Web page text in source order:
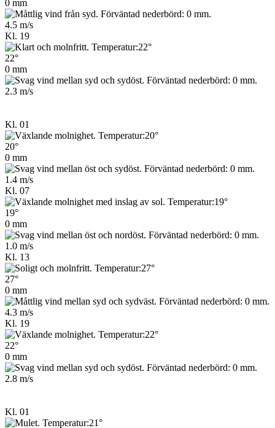
0 mm
4.5 m/s
Kl. 19
22°
0 mm
2.3 m/s
Kl. 01
20°
0 mm
1.4 m/s
Kl. 07
19°
0 mm
1.0 m/s
Kl. 13
27°
0 mm
4.3 m/s
Kl. 19
22°
0 mm
2.8 m/s
Kl. 01